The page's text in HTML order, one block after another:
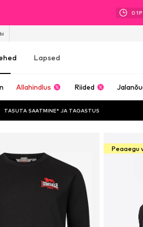
01P
Lapsed
Allahindlus Riided
TASUTA SAATMINE* JA TAGASTUS
Peaaegu